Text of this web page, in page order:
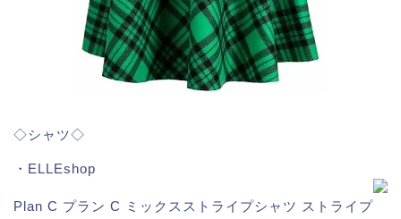
◇シャツ◇
・ELLEshop
Plan C プラン C ミックスストライプシャツ ストライプ